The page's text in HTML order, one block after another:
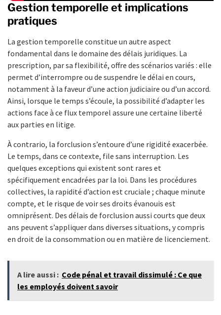
Gestion temporelle et implications
pratiques
La gestion temporelle constitue un autre aspect
fondamental dans le domaine des délais juridiques. La
prescription, par sa flexibilité, offre des scénarios variés : elle
permet d’interrompre ou de suspendre le délai en cours,
notamment à la faveur d’une action judiciaire ou d’un accord.
Ainsi, lorsque le temps s’écoule, la possibilité d’adapter les
actions face à ce flux temporel assure une certaine liberté
aux parties en litige.
À contrario, la forclusion s’entoure d’une rigidité exacerbée.
Le temps, dans ce contexte, file sans interruption. Les
quelques exceptions qui existent sont rares et
spécifiquement encadrées par la loi. Dans les procédures
collectives, la rapidité d’action est cruciale ; chaque minute
compte, et le risque de voir ses droits évanouis est
omniprésent. Des délais de forclusion aussi courts que deux
ans peuvent s’appliquer dans diverses situations, y compris
en droit de la consommation ou en matière de licenciement.
A lire aussi : Code pénal et travail dissimulé : Ce que
les employés doivent savoir